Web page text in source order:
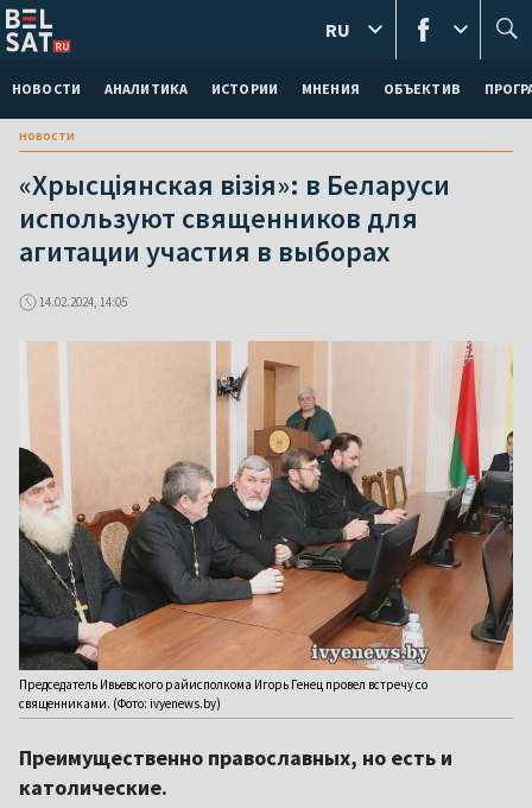
НОВОСТИ АНАЛИТИКА ИСТОРИИ МНЕНИЯ ОБЪЕКТИВ
RU
новости
«Хрысціянская візія»: в Беларуси
используют священников для
агитации участия в выборах
14.02.2024, 14:05
Председатель Ивьевского райисполкома Игорь Генец провел встречу со
священниками. (Фото: ivyenews.by)
Преимущественно православных, но есть и
католические.